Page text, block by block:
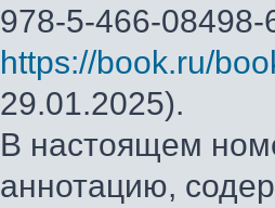
978-5-466-
https://book.ru/
29.01.2025).
В настоящем
аннотацию,